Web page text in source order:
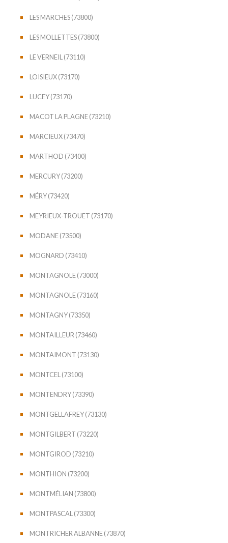
LES MARCHES (73800)
LES MOLLETTES (73800)
LE VERNEIL (73110)
LOISIEUX (73170)
LUCEY (73170)
MACOT LA PLAGNE (73210)
MARCIEUX (73470)
MARTHOD (73400)
MERCURY (73200)
MÉRY (73420)
MEYRIEUX-TROUET (73170)
MODANE (73500)
MOGNARD (73410)
MONTAGNOLE (73000)
MONTAGNOLE (73160)
MONTAGNY (73350)
MONTAILLEUR (73460)
MONTAIMONT (73130)
MONTCEL (73100)
MONTENDRY (73390)
MONTGELLAFREY (73130)
MONTGILBERT (73220)
MONTGIROD (73210)
MONTHION (73200)
MONTMÉLIAN (73800)
MONTPASCAL (73300)
MONTRICHER ALBANNE (73870)